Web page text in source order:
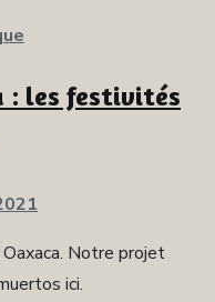
: les festivités
Notre projet
ici.